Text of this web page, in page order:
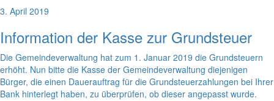
3. April 2019
Information der Kasse zur Grundsteuer
Die Gemeindeverwaltung hat zum 1. Januar 2019 die Grundsteuern
erhöht. Nun bitte die Kasse der Gemeindeverwaltung diejenigen
Bürger, die einen Dauerauftrag für die Grundsteuerzahlungen bei Ihrer
Bank hinterlegt haben, zu überprüfen, ob dieser angepasst wurde.